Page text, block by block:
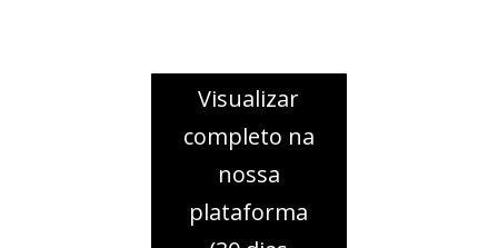
Visualizar
completo na
nossa
plataforma